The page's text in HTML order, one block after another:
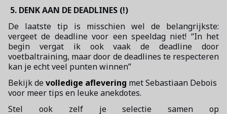
5. DENK AAN DE DEADLINES (!)
De laatste tip is misschien wel de belangrijkste:
vergeet de deadline voor een speeldag niet! “In het
begin vergat ik ook vaak de deadline door
voetbaltraining, maar door de deadlines te respecteren
kan je echt veel punten winnen”
Bekijk de volledige aflevering met Sebastiaan Debois
voor meer tips en leuke anekdotes.
Stel ook zelf je selectie samen op